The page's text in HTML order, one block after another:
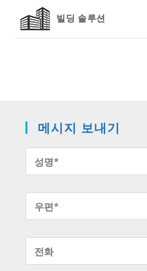
빌딩 솔루션
메시지 보내기